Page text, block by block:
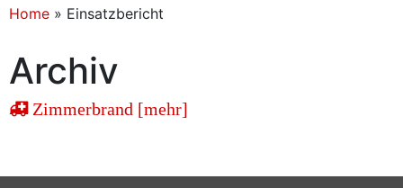
Home » Einsatzbericht
Archiv
Zimmerbrand [mehr]